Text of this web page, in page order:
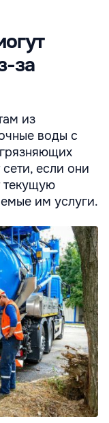
за
из
воды с
если они
текущую
им услуги.